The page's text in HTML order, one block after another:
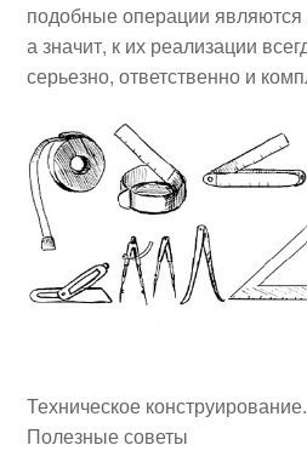
подобные операции
а значит, к их реализации
серьезно, ответственно и
Техническое
Полезные советы